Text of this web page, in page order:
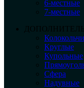
6-местные
7-местные
Круглые
Купольные
Сфера
Надувные